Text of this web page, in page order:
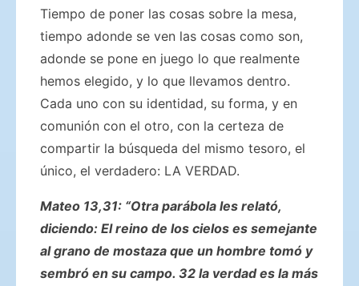
Tiempo de poner las cosas sobre la mesa,
tiempo adonde se ven las cosas como son,
adonde se pone en juego lo que realmente
hemos elegido, y lo que llevamos dentro.
Cada uno con su identidad, su forma, y en
comunión con el otro, con la certeza de
compartir la búsqueda del mismo tesoro, el
único, el verdadero: LA VERDAD.
Mateo 13,31: “Otra parábola les relató,
diciendo: El reino de los cielos es semejante
al grano de mostaza que un hombre tomó y
sembró en su campo. 32 la verdad es la más